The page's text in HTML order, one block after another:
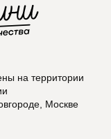
на территории
Москве